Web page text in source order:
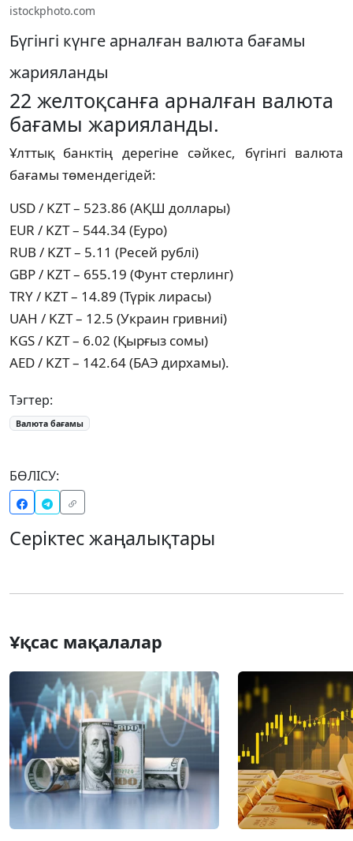
istockphoto.com
Бүгінгі күнге арналған валюта бағамы
жарияланды
22 желтоқсанға арналған валюта
бағамы жарияланды.
Ұлттық банктің дерегіне сәйкес, бүгінгі валюта
бағамы төмендегідей:
USD / KZT – 523.86 (АҚШ доллары)
EUR / KZT – 544.34 (Еуро)
RUB / KZT – 5.11 (Ресей рублі)
GBP / KZT – 655.19 (Фунт стерлинг)
TRY / KZT – 14.89 (Түрік лирасы)
UAH / KZT – 12.5 (Украин гривниі)
KGS / KZT – 6.02 (Қырғыз сомы)
AED / KZT – 142.64 (БАЭ дирхамы).
Тэгтер:
Валюта бағамы
БӨЛІСУ:
Серіктес жаңалықтары
Ұқсас мақалалар